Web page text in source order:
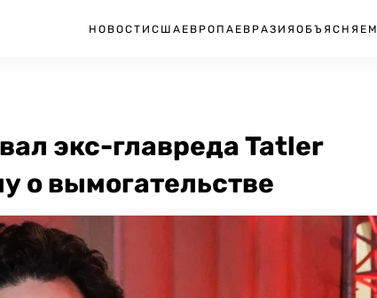
НОВОСТИ США ЕВРОПА ЕВРАЗИЯ ОБЪЯСНЯЕМ
экс-главреда Tatler
о вымогательстве